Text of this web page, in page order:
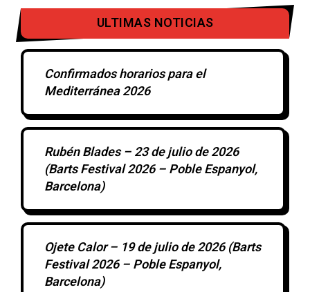
ULTIMAS NOTICIAS
Confirmados horarios para el
Mediterránea 2026
Rubén Blades – 23 de julio de 2026
(Barts Festival 2026 – Poble Espanyol,
Barcelona)
Ojete Calor – 19 de julio de 2026 (Barts
Festival 2026 – Poble Espanyol,
Barcelona)